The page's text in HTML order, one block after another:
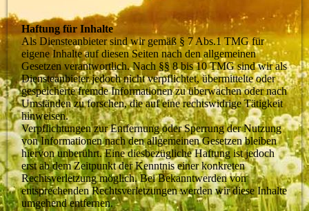
Haftung für Inhalte
Als Diensteanbieter sind wir gemäß § 7 Abs.1 TMG für
eigene Inhalte auf diesen Seiten nach den allgemeinen
Gesetzen verantwortlich. Nach §§ 8 bis 10 TMG sind wir als
Diensteanbieter jedoch nicht verpflichtet, übermittelte oder
gespeicherte fremde Informationen zu überwachen oder nach
Umständen zu forschen, die auf eine rechtswidrige Tätigkeit
hinweisen.
Verpflichtungen zur Entfernung oder Sperrung der Nutzung
von Informationen nach den allgemeinen Gesetzen bleiben
hiervon unberührt. Eine diesbezügliche Haftung ist jedoch
erst ab dem Zeitpunkt der Kenntnis einer konkreten
Rechtsverletzung möglich. Bei Bekanntwerden von
entsprechenden Rechtsverletzungen werden wir diese Inhalte
umgehend entfernen.